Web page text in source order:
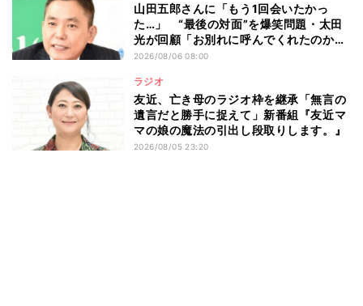
山田五郎さんに「もう1回会いたかっ
た…」 “最後の対面”を爆笑問題・太田
光が回顧「お別れに呼んでくれたのか
な」
2026/08/06 08:00
ラジオ
友近、亡き母のラジオ枠を継承「無言の
遺言だと勝手に捉えて」新番組『友近マ
マの娘の魔法の引出し段取りします。』
2026/08/05 23:20